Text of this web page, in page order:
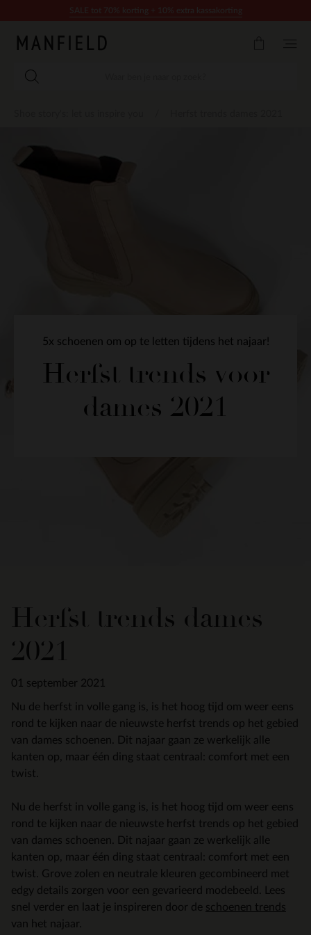
Herfst trends dames
2021
01 september 2021
Nu de herfst in volle gang is, is het hoog tijd om weer eens
rond te kijken naar de nieuwste herfst trends op het gebied
van dames schoenen. Dit najaar gaan ze werkelijk alle
kanten op, maar één ding staat centraal: comfort met een
twist.
5x schoenen om op te letten tijdens het najaar!
Herfst trends voor
dames 2021
Nu de herfst in volle gang is, is het hoog tijd om weer eens
rond te kijken naar de nieuwste herfst trends op het gebied
van dames schoenen. Dit najaar gaan ze werkelijk alle
kanten op, maar één ding staat centraal: comfort met een
twist. Grove zolen en neutrale kleuren gecombineerd met
edgy details zorgen voor een gevarieerd modebeeld. Lees
snel verder en laat je inspireren door de schoenen trends
van het najaar.